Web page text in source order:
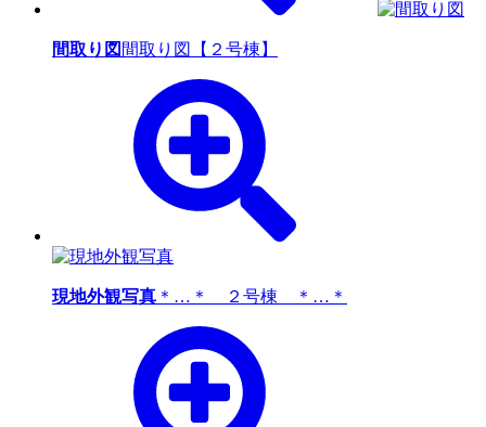
間取り図 間取り図【２号棟】
現地外観写真 ＊…＊ ２号棟 ＊…＊